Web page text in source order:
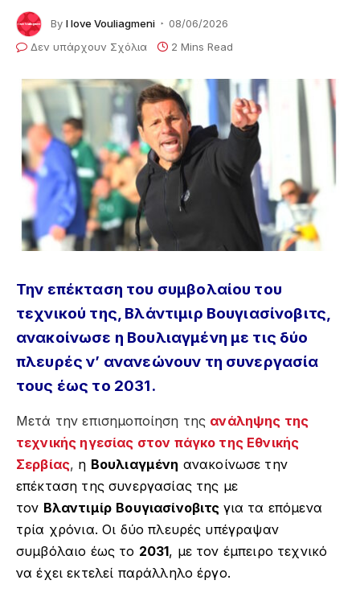
By I love Vouliagmeni
08/06/2026
Δεν υπάρχουν Σχόλια
2 Mins Read
Την επέκταση του συμβολαίου του
τεχνικού της, Βλάντιμιρ Βουγιασίνοβιτς,
ανακοίνωσε η Βουλιαγμένη με τις δύο
πλευρές ν’ ανανεώνουν τη συνεργασία
τους έως το 2031.
Μετά την επισημοποίηση της ανάληψης της
τεχνικής ηγεσίας στον πάγκο της Εθνικής
Σερβίας, η Βουλιαγμένη ανακοίνωσε την
επέκταση της συνεργασίας της με
τον Βλαντιμίρ Βουγιασίνοβιτς για τα επόμενα
τρία χρόνια. Οι δύο πλευρές υπέγραψαν
συμβόλαιο έως το 2031, με τον έμπειρο τεχνικό
να έχει εκτελεί παράλληλο έργο.